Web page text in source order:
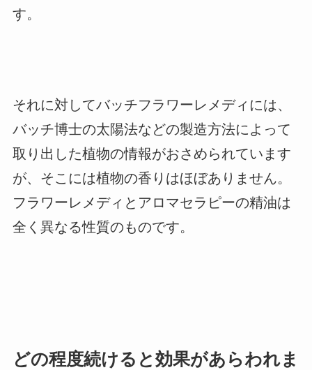
す。
それに対してバッチフラワーレメディには、
バッチ博士の太陽法などの製造方法によって
取り出した植物の情報がおさめられています
が、そこには植物の香りはほぼありません。
フラワーレメディとアロマセラピーの精油は
全く異なる性質のものです。
どの程度続けると効果があらわれま